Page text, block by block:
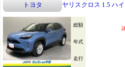
トヨタ ヤリスクロス 1.5 ハ
総額
年式
走行